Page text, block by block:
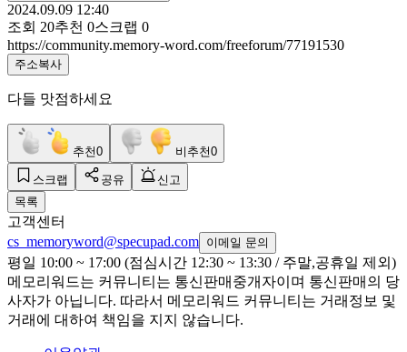
2024.09.09 12:40
조회 20추천 0스크랩 0
https://community.memory-word.com/freeforum/77191530
주소복사
다들 맛점하세요
추천0 비추천0
스크랩 공유
신고
목록
고객센터
cs_memoryword@specupad.com 이메일 문의
평일 10:00 ~ 17:00 (점심시간 12:30 ~ 13:30 / 주말,공휴일 제외)
메모리워드는 커뮤니티는 통신판매중개자이며 통신판매의 당
사자가 아닙니다. 따라서 메모리워드 커뮤니티는 거래정보 및
거래에 대하여 책임을 지지 않습니다.